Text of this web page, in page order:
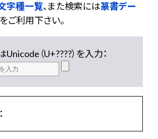
字種一覧、また検索には篆書デー
をご利用下さい。
（U+????）を入力：